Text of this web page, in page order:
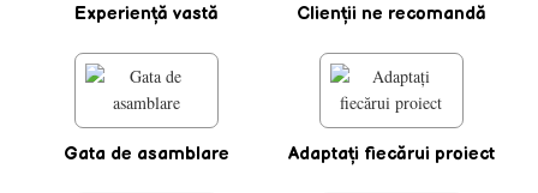
Experienţă vastă Clienţii ne recomandă
Gata de asamblare Adaptaţi fiecărui proiect